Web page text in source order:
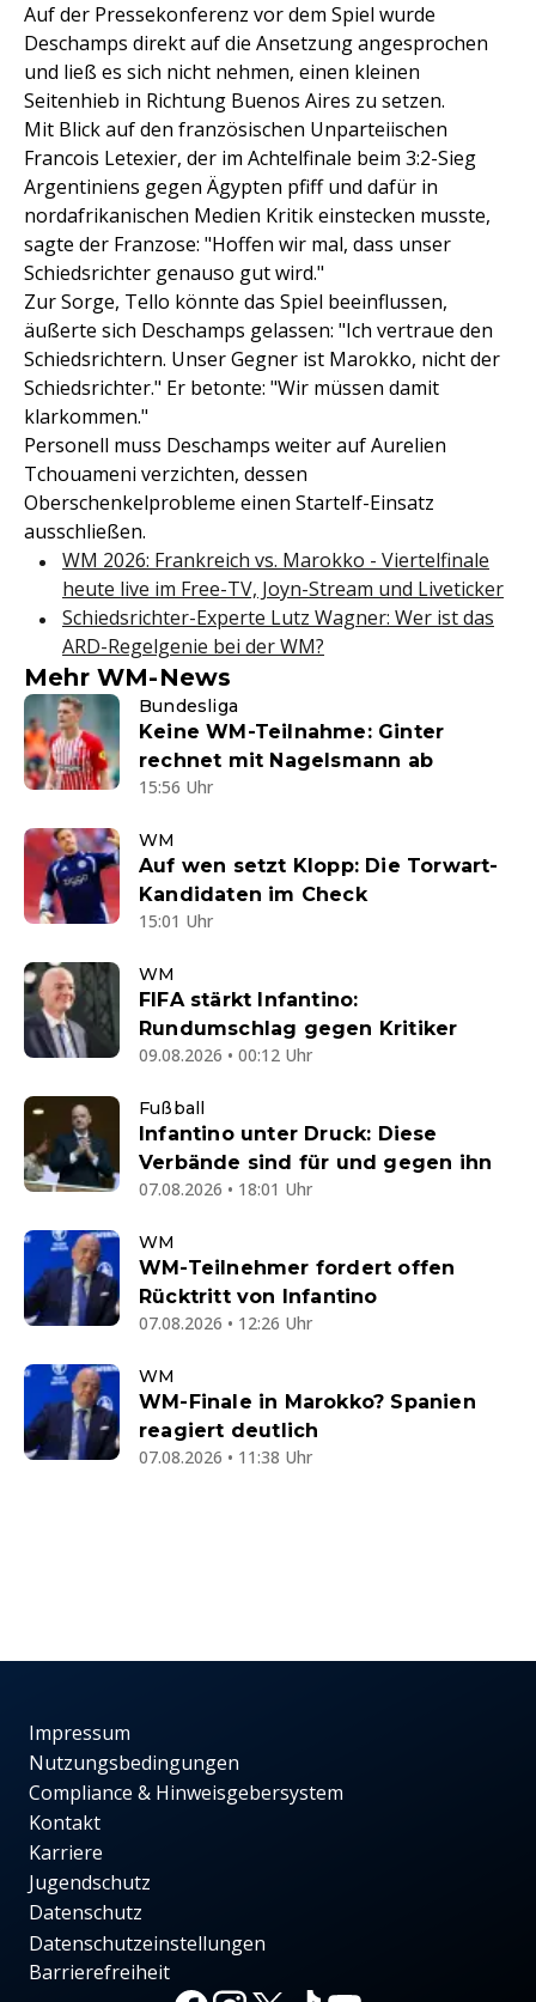
Auf der Pressekonferenz vor dem Spiel wurde
Deschamps direkt auf die Ansetzung angesprochen
und ließ es sich nicht nehmen, einen kleinen
Seitenhieb in Richtung Buenos Aires zu setzen.
Mit Blick auf den französischen Unparteiischen
Francois Letexier, der im Achtelfinale beim 3:2-Sieg
Argentiniens gegen Ägypten pfiff und dafür in
nordafrikanischen Medien Kritik einstecken musste,
sagte der Franzose: "Hoffen wir mal, dass unser
Schiedsrichter genauso gut wird."
Zur Sorge, Tello könnte das Spiel beeinflussen,
äußerte sich Deschamps gelassen: "Ich vertraue den
Schiedsrichtern. Unser Gegner ist Marokko, nicht der
Schiedsrichter." Er betonte: "Wir müssen damit
klarkommen."
Personell muss Deschamps weiter auf Aurelien
Tchouameni verzichten, dessen
Oberschenkelprobleme einen Startelf-Einsatz
ausschließen.
WM 2026: Frankreich vs. Marokko - Viertelfinale
heute live im Free-TV, Joyn-Stream und Liveticker
Schiedsrichter-Experte Lutz Wagner: Wer ist das
ARD-Regelgenie bei der WM?
Mehr WM-News
Bundesliga
Keine WM-Teilnahme: Ginter
rechnet mit Nagelsmann ab
15:56 Uhr
WM
Auf wen setzt Klopp: Die Torwart-
Kandidaten im Check
15:01 Uhr
WM
FIFA stärkt Infantino:
Rundumschlag gegen Kritiker
09.08.2026 • 00:12 Uhr
Fußball
Infantino unter Druck: Diese
Verbände sind für und gegen ihn
07.08.2026 • 18:01 Uhr
WM
WM-Teilnehmer fordert offen
Rücktritt von Infantino
07.08.2026 • 12:26 Uhr
WM
WM-Finale in Marokko? Spanien
reagiert deutlich
07.08.2026 • 11:38 Uhr
Impressum
Nutzungsbedingungen
Compliance & Hinweisgebersystem
Kontakt
Karriere
Jugendschutz
Datenschutz
Datenschutzeinstellungen
Barrierefreiheit